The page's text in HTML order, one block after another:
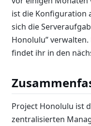
ist die Konfiguration
sich die
Honolulu”
findet ihr in den
Project Honolulu ist
zentralisierten